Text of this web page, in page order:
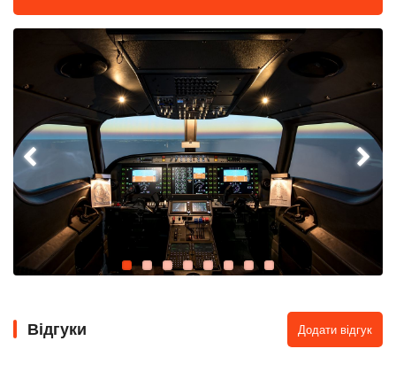
Відгуки Додати відгук